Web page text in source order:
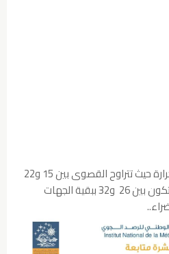
انخفاض نسبي مرتقب في الحرارة حيث تتراوح القصوى بين 15 و22
درجة بالشمال والمرتفعات وتكون بين 26 و32 ببقية الجهات